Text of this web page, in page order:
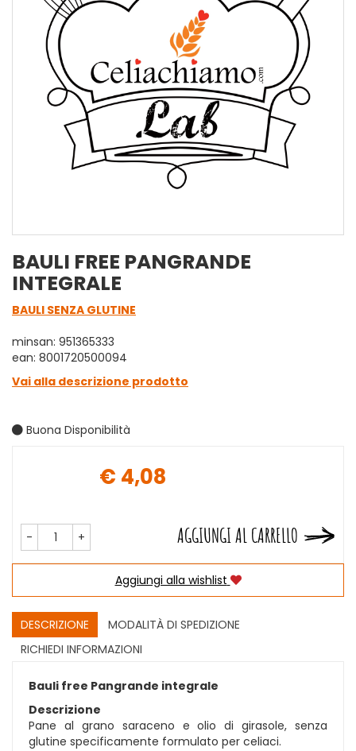
BAULI FREE PANGRANDE
INTEGRALE
BAULI SENZA GLUTINE
minsan: 951365333
ean: 8001720500094
Vai alla descrizione prodotto
Buona Disponibilità
€ 4,08
- + AGGIUNGI AL CARRELLO
Aggiungi alla wishlist
DESCRIZIONE
MODALITÀ DI SPEDIZIONE
RICHIEDI INFORMAZIONI
Bauli free Pangrande integrale
Descrizione
Pane al grano saraceno e olio di girasole, senza
glutine specificamente formulato per celiaci.